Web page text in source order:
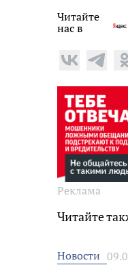
Читайте
нас в
Реклама
Читайте
Новости